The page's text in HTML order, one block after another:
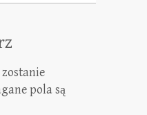
pola są